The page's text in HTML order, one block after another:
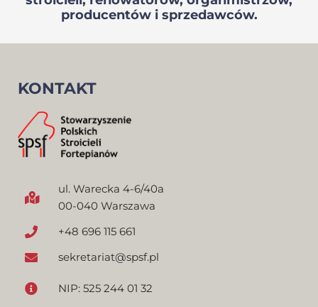
producentów i sprzedawców.
KONTAKT
ul. Warecka 4-6/40a
00-040 Warszawa
+48 696 115 661
sekretariat@spsf.pl
NIP: 525 244 01 32